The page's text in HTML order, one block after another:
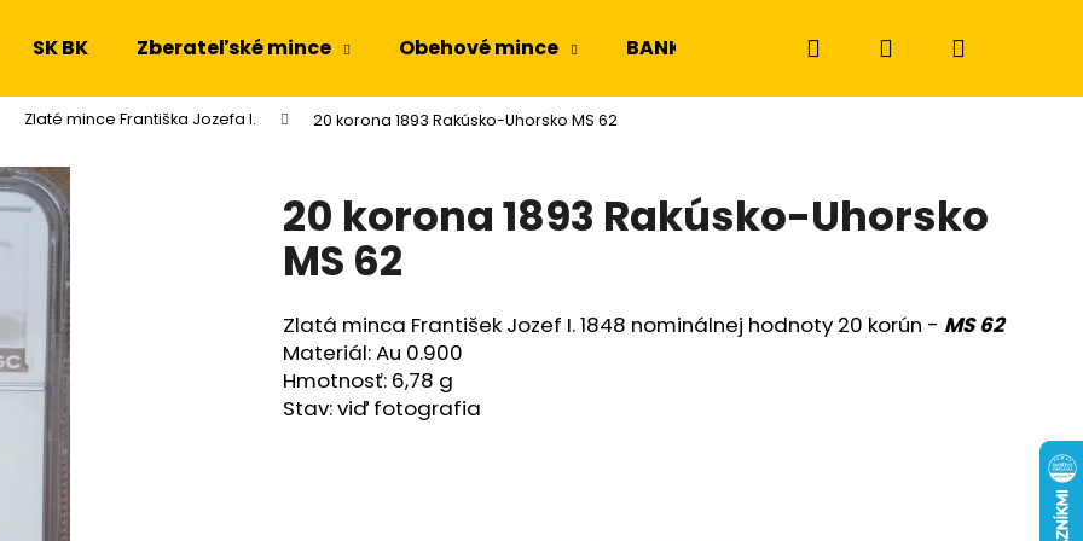
SK BK Zberateľské mince Obehové mince BANKOVKY NGC a PMG Odznaky a
HľadaťPrihlásenieNákupný
Zlaté mince Františka Jozefa I. 20 korona 1893 Rakúsko-Uhorsko MS 62
20 korona 1893 Rakúsko-Uhorsko
MS 62
Zlatá minca František Jozef I. 1848 nominálnej hodnoty 20 korún - MS 62
Materiál: Au 0.900
Hmotnosť: 6,78 g
Stav: viď fotografia
Čo potrebujete nájsť?
HĽADAŤ